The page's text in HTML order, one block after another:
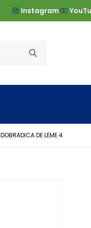
Instagram
DOBRADICA DE LEME 4